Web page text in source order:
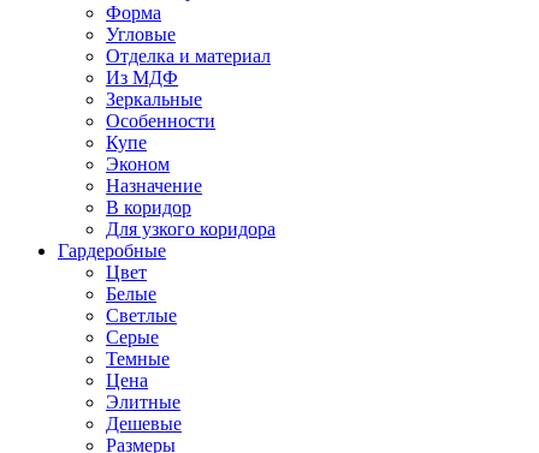
Форма
Угловые
Отделка и материал
Из МДФ
Зеркальные
Особенности
Купе
Эконом
Назначение
В коридор
Для узкого коридора
Гардеробные
Цвет
Белые
Светлые
Серые
Темные
Цена
Элитные
Дешевые
Размеры